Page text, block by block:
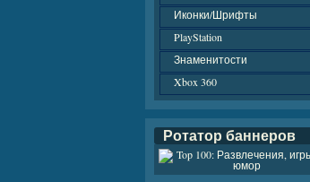
Иконки/Шрифты
PlayStation
Знаменитости
Xbox 360
Ротатор баннеров